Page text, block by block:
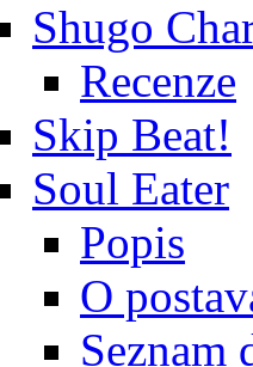
Shugo
Recenze
Skip Beat!
Soul Eater
Popis
O
Seznam